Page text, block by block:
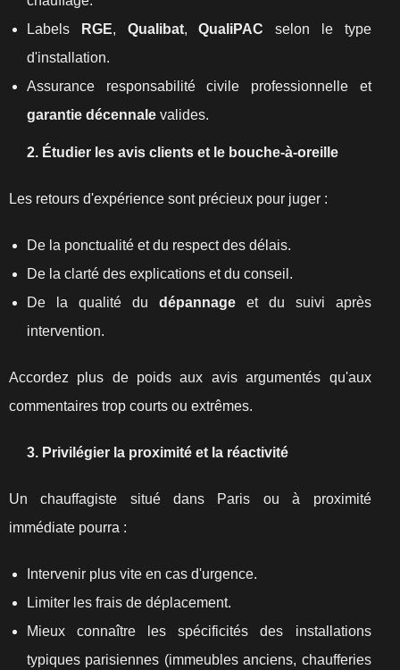
Labels
RGE, Qualibat,QualiPAC selon le type
d'installation.
Assurance responsabilité civile professionnelle et
garantie décennale valides.
2. Étudier les avis clients et le bouche‑à‑oreille
Les retours d'expérience sont précieux pour juger :
De la ponctualité et du respect des délais.
De la clarté des explications et du conseil.
De la qualité du dépannageet du suivi après
intervention.
Accordez plus de poids aux avis argumentés qu'aux
commentaires trop courts ou extrêmes.
3. Privilégier la proximité et la réactivité
Un chauffagiste situé dans Paris ou à proximité
immédiate pourra :
Intervenir plus vite en cas d'urgence.
Limiter les frais de déplacement.
Mieux connaître les spécificités des installations
typiques parisiennes (immeubles anciens, chaufferies